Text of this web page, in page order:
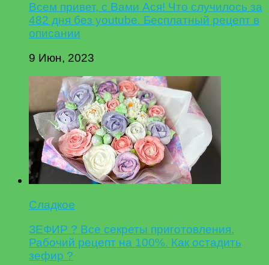
Всем привет, с Вами Ася! Что случилось за
482 дня без youtube. Бесплатный рецепт в
описании
9 Июн, 2023
Сладкое
ЗЕФИР ? Все секреты приготовления.
Рабочий рецепт на 100%. Как остадить
зефир ?